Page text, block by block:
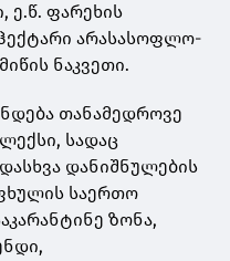
ე.წ. ფარეხის
არასასოფლო-
ნაკვეთი.
თანამედროვე
სადაც
დანიშნულების
საერთო
ზონა,